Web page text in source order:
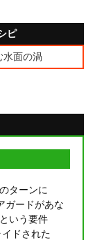
ピ
水面の渦
ターンに
ガードがあな
いう要件
ドされた